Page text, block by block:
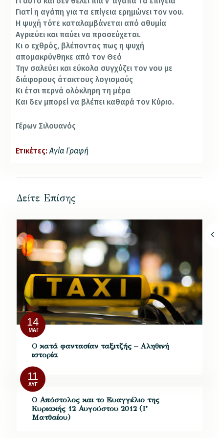
Γιατί η αγάπη για τα επίγεια ερημώνει τον νου.
Η ψυχή τότε καταλαμβάνεται από αθυμία
Αγριεύει και παύει να προσεύχεται.
Κι ο εχθρός, βλέποντας πως η ψυχή
απομακρύνθηκε από τον Θεό
Την σαλεύει και εύκολα συγχύζει τον νου με
διάφορους άτακτους λογισμούς
Κι έτσι περνά ολόκληρη τη μέρα
Και δεν μπορεί να βλέπει καθαρά τον Κύριο.
Γέρων Σιλουανός
Ετικέτες: Αγία Γραφή
Δείτε Επίσης
14
ΜΆΙ
Ο κατά φαντασίαν ταξιτζής – Αληθινή
ιστορία
11
ΑΥΓ
Ο Απόστολος και το Ευαγγέλιο της
Κυριακής 12 Αυγούστου 2012 (Ι’
Ματθαίου)